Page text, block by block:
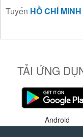
Tuyến HỒ CHÍ MINH
TẢI ỨNG
Android